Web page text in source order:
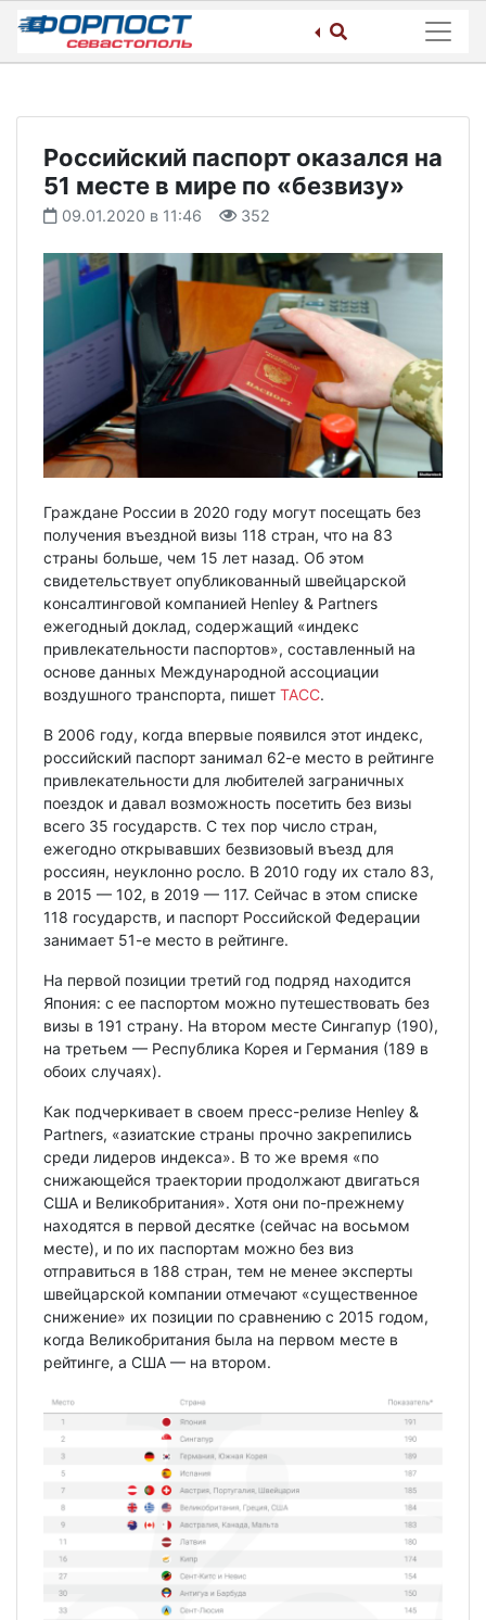
Skip
content
Российский паспорт оказался на
51 месте в мире по «безвизу»
09.01.2020 в 11:46 352
Граждане России в 2020 году могут посещать без
получения въездной визы 118 стран, что на 83
страны больше, чем 15 лет назад. Об этом
свидетельствует опубликованный швейцарской
консалтинговой компанией Henley & Partners
ежегодный доклад, содержащий «индекс
привлекательности паспортов», составленный на
основе данных Международной ассоциации
воздушного транспорта, пишет ТАСС.
В 2006 году, когда впервые появился этот индекс,
российский паспорт занимал 62-е место в рейтинге
привлекательности для любителей заграничных
поездок и давал возможность посетить без визы
всего 35 государств. С тех пор число стран,
ежегодно открывавших безвизовый въезд для
россиян, неуклонно росло. В 2010 году их стало 83,
в 2015 — 102, в 2019 — 117. Сейчас в этом списке
118 государств, и паспорт Российской Федерации
занимает 51-е место в рейтинге.
На первой позиции третий год подряд находится
Япония: с ее паспортом можно путешествовать без
визы в 191 страну. На втором месте Сингапур (190),
на третьем — Республика Корея и Германия (189 в
обоих случаях).
Как подчеркивает в своем пресс-релизе Henley &
Partners, «азиатские страны прочно закрепились
среди лидеров индекса». В то же время «по
снижающейся траектории продолжают двигаться
США и Великобритания». Хотя они по-прежнему
находятся в первой десятке (сейчас на восьмом
месте), и по их паспортам можно без виз
отправиться в 188 стран, тем не менее эксперты
швейцарской компании отмечают «существенное
снижение» их позиции по сравнению с 2015 годом,
когда Великобритания была на первом месте в
рейтинге, а США — на втором.